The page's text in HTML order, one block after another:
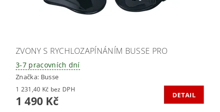
ZVONY S RYCHLOZAPÍNÁNÍM BUSSE PRO
3-7 pracovních dní
Značka: Busse
1 231,40 Kč bez DPH
1 490 Kč DETAIL